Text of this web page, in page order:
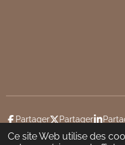
Ce site Web utilise des
Partager Partager
© 2024 - 2026 AXE IMMO